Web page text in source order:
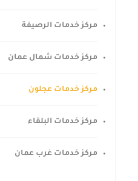
مركز خدمات الرصيفة
مركز خدمات شمال عمان
مركز خدمات عجلون
مركز خدمات البلقاء
مركز خدمات غرب عمان